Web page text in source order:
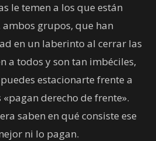
le temen a los que están
ambos grupos, que han
en un laberinto al cerrar las
a todos y son tan imbéciles,
estacionarte frente a
derecho de frente».
saben en qué consiste ese
ni lo pagan.